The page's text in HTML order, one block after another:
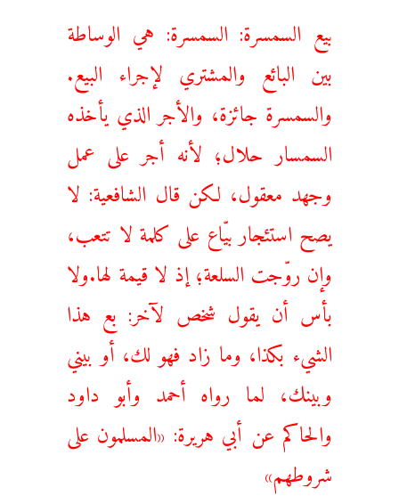
بيع السمسرة: السمسرة: هي الوساطة
بين البائع والمشتري لإجراء البيع.
والسمسرة جائزة، والأجر الذي يأخذه
السمسار حلال؛ لأنه أجر على عمل
وجهد معقول، لكن قال الشافعية: لا
يصح استئجار بيّاع على كلمة لا تتعب،
وإن روّجت السلعة؛ إذ لا قيمة لها.ولا
بأس أن يقول شخص لآخر: بع هذا
الشيء بكذا، وما زاد فهو لك، أو بيني
وبينك، لما رواه أحمد وأبو داود
والحاكم عن أبي هريرة: «المسلمون على
شروطهم»